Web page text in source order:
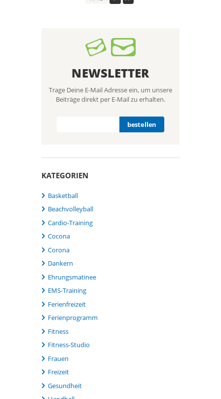
NEWSLETTER
Trage Deine E-Mail Adresse ein, um unsere
Beiträge direkt per E-Mail zu erhalten.
KATEGORIEN
Basketball
Beachvolleyball
Cardio-Training
Cocona
Corona
Dankern
Ehrungsmatinee
EMS-Training
Ferienfreizeit
Ferienprogramm
Fitness
Fitness-Studio
Frauen
Freizeit
Gesundheit